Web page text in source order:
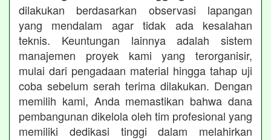
dilakukan berdasarkan observasi lapangan
yang mendalam agar tidak ada kesalahan
teknis. Keuntungan lainnya adalah sistem
manajemen proyek kami yang terorganisir,
mulai dari pengadaan material hingga tahap uji
coba sebelum serah terima dilakukan. Dengan
memilih kami, Anda memastikan bahwa dana
pembangunan dikelola oleh tim profesional yang
memiliki dedikasi tinggi dalam melahirkan